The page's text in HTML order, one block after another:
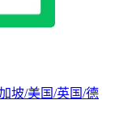
坡/美国/英国/德